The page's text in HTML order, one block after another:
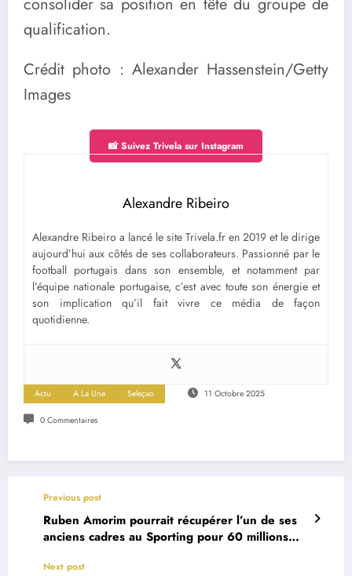
qualification.
Crédit photo : Alexander Hassenstein/Getty
Images
📸 Suivez Trivela sur Instagram
Alexandre Ribeiro
Alexandre Ribeiro a lancé le site Trivela.fr en 2019 et le dirige
aujourd’hui aux côtés de ses collaborateurs. Passionné par le
football portugais dans son ensemble, et notamment par
l’équipe nationale portugaise, c’est avec toute son énergie et
son implication qu’il fait vivre ce média de façon
quotidienne.
Actu A La Une Seleçao 11 Octobre 2025
0 Commentaires
Previous post
Ruben Amorim pourrait récupérer l’un de ses
anciens cadres au Sporting pour 60 millions
Next post